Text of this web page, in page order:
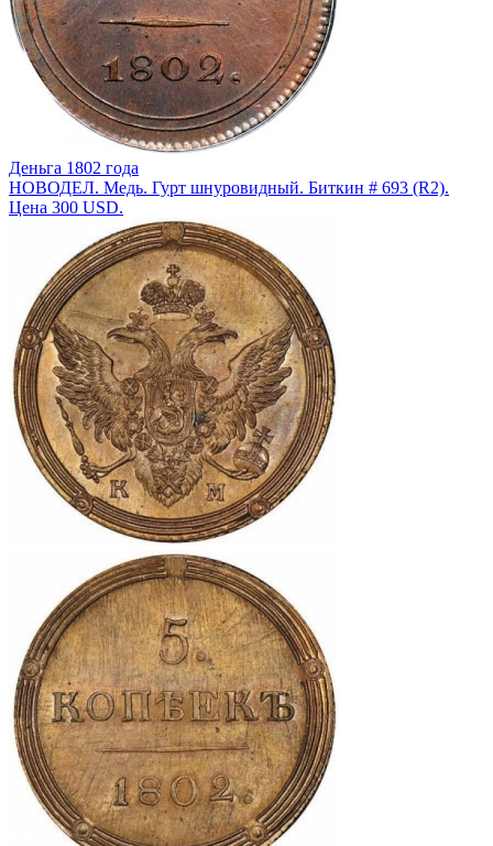
Деньга 1802 года
НОВОДЕЛ. Медь. Гурт шнуровидный. Биткин # 693 (R2).
Цена 300 USD.